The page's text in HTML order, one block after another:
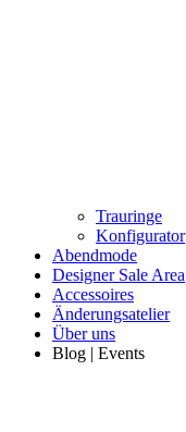
Trauringe
Konfigurator
Abendmode
Designer Sale Area
Accessoires
Änderungsatelier
Über uns
Blog | Events